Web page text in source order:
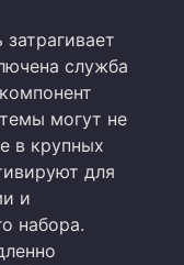
служба
могут не
в крупных
для
и
набора.